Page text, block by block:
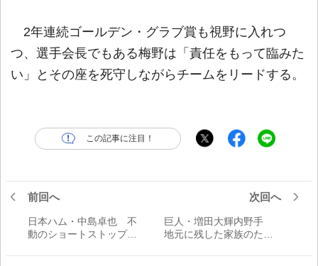
2年連続ゴールデン・グラブ賞も視野に入れつ
つ、選手会長でもある梅野は「責任をもって臨みた
い」とその座を死守しながらチームをリードする。
この記事に注目！
前回へ
日本ハム・中島卓也 不
動のショートストップの
イド
次回へ
巨人・増田大輝内野手
地元に残した家族のため
ド